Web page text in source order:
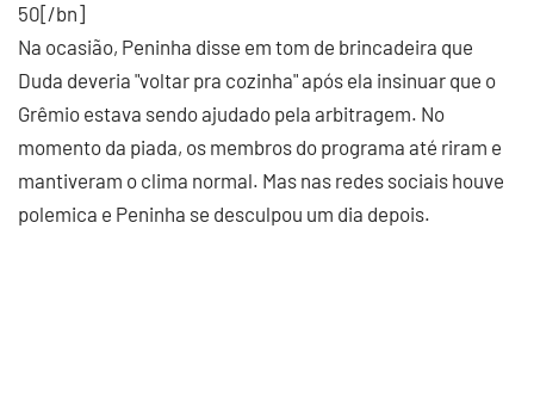
50[/bn]
Na ocasião, Peninha disse em tom de brincadeira que
Duda deveria "voltar pra cozinha" após ela insinuar que o
Grêmio estava sendo ajudado pela arbitragem. No
momento da piada, os membros do programa até riram e
mantiveram o clima normal. Mas nas redes sociais houve
polemica e Peninha se desculpou um dia depois.